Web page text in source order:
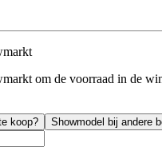
om de voorraad in de
koop? Showmodel bij andere